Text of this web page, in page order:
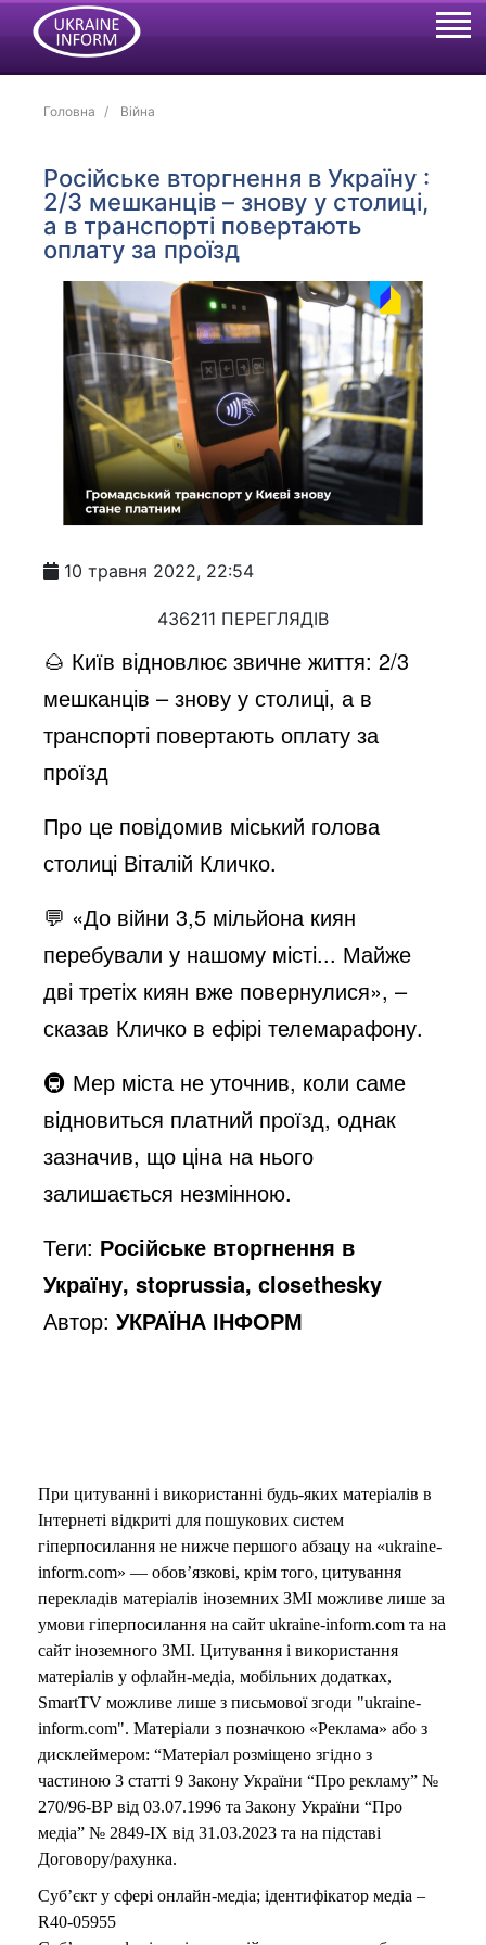
Головна Війна
Російське вторгнення в Україну :
2/3 мешканців – знову у столиці,
а в транспорті повертають
оплату за проїзд
10 травня 2022, 22:54
436211 ПЕРЕГЛЯДІВ
🌰 Київ відновлює звичне життя: 2/3
мешканців – знову у столиці, а в
транспорті повертають оплату за
проїзд
Про це повідомив міський голова
столиці Віталій Кличко.
💬 «До війни 3,5 мільйона киян
перебували у нашому місті... Майже
дві третіх киян вже повернулися», –
сказав Кличко в ефірі телемарафону.
🚇 Мер міста не уточнив, коли саме
відновиться платний проїзд, однак
зазначив, що ціна на нього
залишається незмінною.
Теги: Російське вторгнення в
Україну, stoprussia, closethesky
Автор:УКРАЇНА ІНФОРМ
При цитуванні і використанні будь-яких матеріалів в
Інтернеті відкриті для пошукових систем
гіперпосилання не нижче першого абзацу на «ukraine-
inform.com» — обов’язкові, крім того, цитування
перекладів матеріалів іноземних ЗМІ можливе лише за
умови гіперпосилання на сайт ukraine-inform.com та на
сайт іноземного ЗМІ. Цитування і використання
матеріалів у офлайн-медіа, мобільних додатках,
SmartTV можливе лише з письмової згоди "ukraine-
inform.com". Матеріали з позначкою «Реклама» або з
дисклеймером: “Матеріал розміщено згідно з
частиною 3 статті 9 Закону України “Про рекламу” №
270/96-ВР від 03.07.1996 та Закону України “Про
медіа” № 2849-IX від 31.03.2023 та на підставі
Договору/рахунка.
Суб’єкт у сфері онлайн-медіа; ідентифікатор медіа –
R40-05955